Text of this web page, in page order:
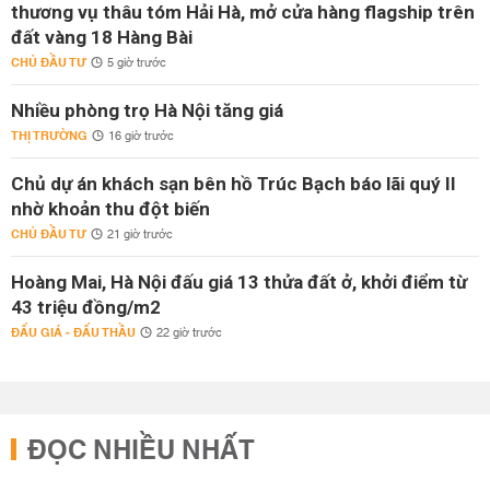
thương vụ thâu tóm Hải Hà, mở cửa hàng flagship trên
đất vàng 18 Hàng Bài
CHỦ ĐẦU TƯ 5 giờ trước
Nhiều phòng trọ Hà Nội tăng giá
THỊ TRƯỜNG 16 giờ trước
Chủ dự án khách sạn bên hồ Trúc Bạch báo lãi quý II
nhờ khoản thu đột biến
CHỦ ĐẦU TƯ 21 giờ trước
Hoàng Mai, Hà Nội đấu giá 13 thửa đất ở, khởi điểm từ
43 triệu đồng/m2
ĐẤU GIÁ - ĐẤU THẦU 22 giờ trước
ĐỌC NHIỀU NHẤT